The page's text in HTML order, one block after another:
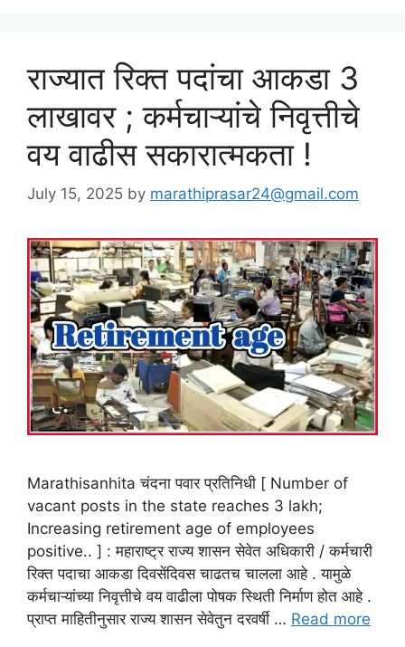
राज्यात रिक्त पदांचा आकडा 3
लाखावर ; कर्मचाऱ्यांचे निवृत्तीचे
वय वाढीस सकारात्मकता !
July 15, 2025 by marathiprasar24@gmail.com
Marathisanhita चंदना पवार प्रतिनिधी [ Number of
vacant posts in the state reaches 3 lakh;
Increasing retirement age of employees
positive.. ] : महाराष्ट्र राज्य शासन सेवेत अधिकारी / कर्मचारी
रिक्त पदाचा आकडा दिवसेंदिवस चाढतच चालला आहे . यामुळे
कर्मचाऱ्यांच्या निवृत्तीचे वय वाढीला पोषक स्थिती निर्माण होत आहे .
प्राप्त माहितीनुसार राज्य शासन सेवेतुन दरवर्षी … Read more